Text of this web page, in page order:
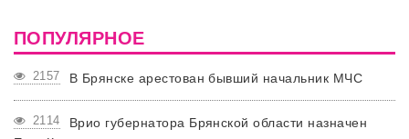
ПОПУЛЯРНОЕ
2157 В Брянске арестован бывший начальник МЧС
2114
Врио губернатора Брянской области назначен